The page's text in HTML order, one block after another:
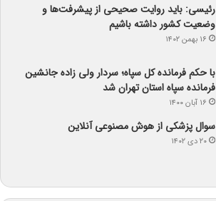
رئیسی: باید روایت صحیحی از پیشرفت‌ها و
وضعیت کشور داشته باشیم
۱۶ بهمن ۱۴۰۲
با حکم فرمانده کل سپاه؛ سردار ولی زاده جانشین
فرمانده سپاه استان تهران شد
۱۶ آبان ۱۴۰۰
سوال پزشکی از هوش مصنوعی آنلاین
۲۰ دی ۱۴۰۲